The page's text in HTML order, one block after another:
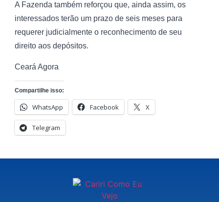
A Fazenda também reforçou que, ainda assim, os
interessados terão um prazo de seis meses para
requerer judicialmente o reconhecimento de seu
direito aos depósitos.
Ceará Agora
Compartilhe isso:
WhatsApp Facebook X
Telegram